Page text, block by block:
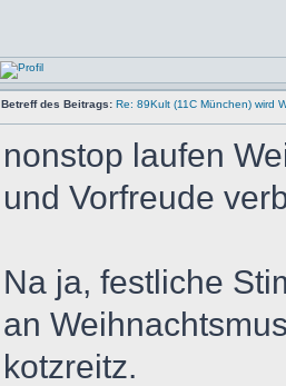
Betreff des Beitrags: Re: 89Kult (11C München) wird
nonstop laufen
und Vorfreude
Na ja, festliche
an
kotzreitz.